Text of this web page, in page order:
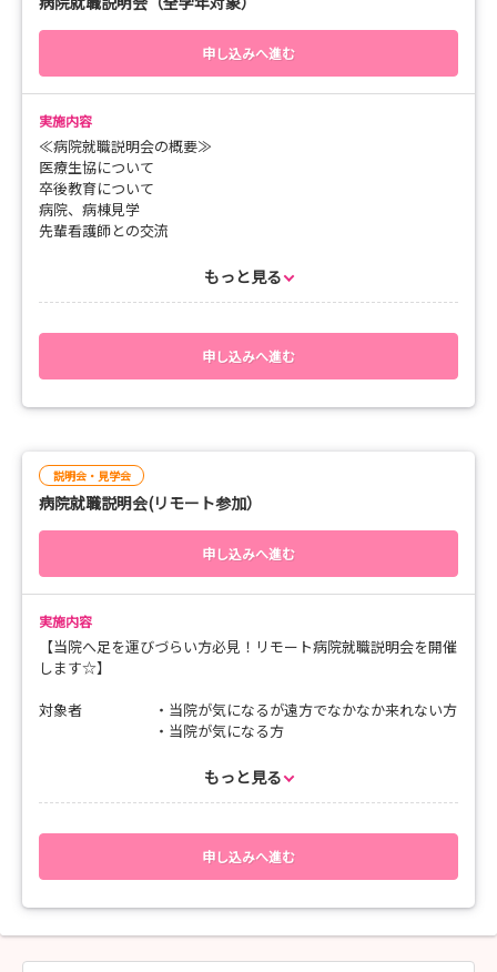
申し込みへ進む
実施内容
≪病院就職説明会の概要≫
医療生協について
卒後教育について
病院、病棟見学
先輩看護師との交流
質疑応答、アンケート記入
い。
もっと見る
申し込みへ進む
説明会・見学会
病院就職説明会(リモート参加）
申し込みへ進む
実施内容
【当院へ足を運びづらい方必見！リモート病院就職説明会を開催
します☆】
対象者 ・当院が気になるが遠方でなかなか来れない方
・当院が気になる方
内容 9：30 オリエンテーション
10：35 病院紹介、病棟紹介動画★
労働条件の説明★
質疑応答★
12：00 アンケート
もっと見る
申し込みへ進む